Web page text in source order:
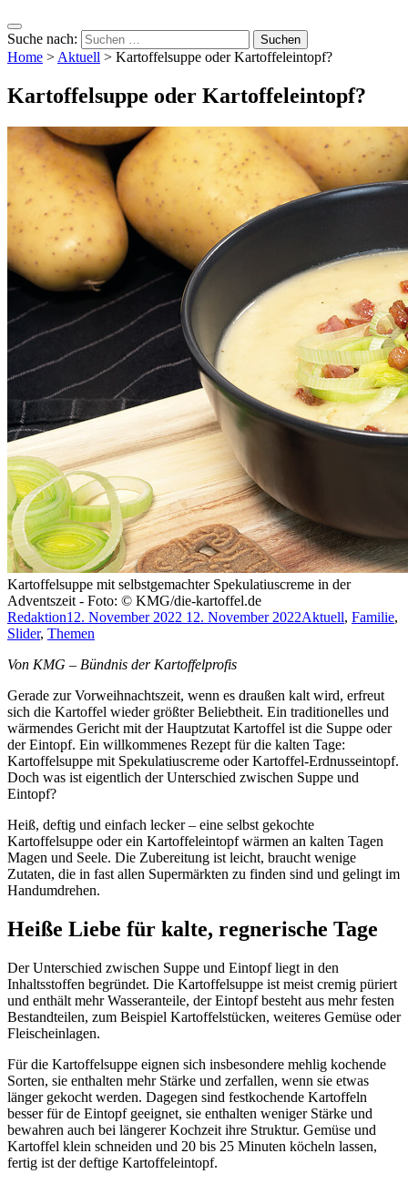
Suche nach:
Home > Aktuell > Kartoffelsuppe oder Kartoffeleintopf?
Kartoffelsuppe oder Kartoffeleintopf?
Kartoffelsuppe mit selbstgemachter Spekulatiuscreme in der
Adventszeit - Foto: © KMG/die-kartoffel.de
Redaktion12. November 2022 12. November 2022Aktuell, Familie,
Slider, Themen
Von KMG – Bündnis der Kartoffelprofis
Gerade zur Vorweihnachtszeit, wenn es draußen kalt wird, erfreut
sich die Kartoffel wieder größter Beliebtheit. Ein traditionelles und
wärmendes Gericht mit der Hauptzutat Kartoffel ist die Suppe oder
der Eintopf. Ein willkommenes Rezept für die kalten Tage:
Kartoffelsuppe mit Spekulatiuscreme oder Kartoffel-Erdnusseintopf.
Doch was ist eigentlich der Unterschied zwischen Suppe und
Eintopf?
Heiß, deftig und einfach lecker – eine selbst gekochte
Kartoffelsuppe oder ein Kartoffeleintopf wärmen an kalten Tagen
Magen und Seele. Die Zubereitung ist leicht, braucht wenige
Zutaten, die in fast allen Supermärkten zu finden sind und gelingt im
Handumdrehen.
Heiße Liebe für kalte, regnerische Tage
Der Unterschied zwischen Suppe und Eintopf liegt in den
Inhaltsstoffen begründet. Die Kartoffelsuppe ist meist cremig püriert
und enthält mehr Wasseranteile, der Eintopf besteht aus mehr festen
Bestandteilen, zum Beispiel Kartoffelstücken, weiteres Gemüse oder
Fleischeinlagen.
Für die Kartoffelsuppe eignen sich insbesondere mehlig kochende
Sorten, sie enthalten mehr Stärke und zerfallen, wenn sie etwas
länger gekocht werden. Dagegen sind festkochende Kartoffeln
besser für de Eintopf geeignet, sie enthalten weniger Stärke und
bewahren auch bei längerer Kochzeit ihre Struktur. Gemüse und
Kartoffel klein schneiden und 20 bis 25 Minuten köcheln lassen,
fertig ist der deftige Kartoffeleintopf.